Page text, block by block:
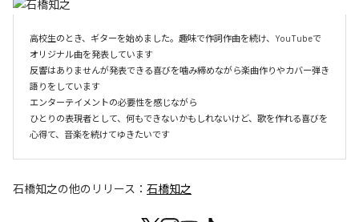
高校生のとき、ギターを始めました。趣味で作詞作曲を続け、YouTubeで
オリジナル曲を発表しています
反響はありませんが発表できる喜びを噛み締めながら楽曲作りやカバー弾き
語りをしています
エンターテイメントの必要性を感じながら
ひとりの表現者として、何もできないかもしれないけど、歌を作れる喜びを
心得て、音楽を続けてゆきたいです
石橋知之の他のリリース： 石橋知之